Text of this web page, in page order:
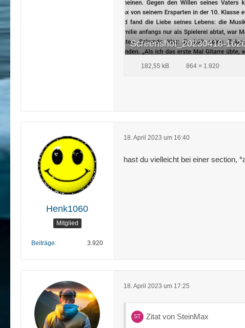
Screenshot_20230418-
182,55 kB 864 × 1.920
Henk1060
Mitglied
Beiträge 3.920
18. April 2023 um 16:40
hast du vielleicht bei einer section,
18. April 2023 um 17:25
Zitat von SteinMax